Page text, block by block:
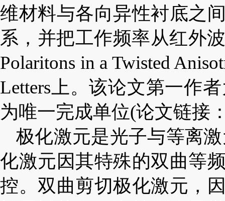
维材料与各向异性衬底之
系，并把工作频率从红外
Polaritons in a Twisted
Letters上。该论文第一作
为唯一完成单位(论文链接
极化激元是光子与等离
化激元因其特殊的双曲等
控。双曲剪切极化激元，